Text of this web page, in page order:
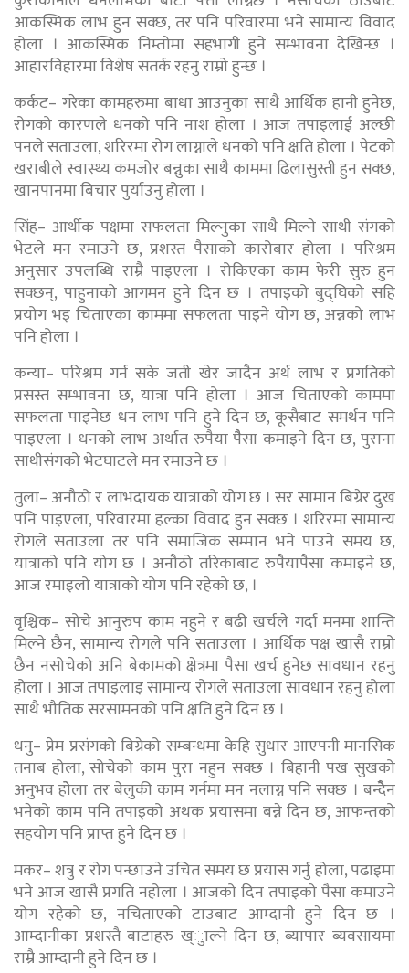
आकस्मिक लाभ हुन सक्छ, तर पनि परिवारमा भने सामान्य विवाद
होला । आकस्मिक निम्तोमा सहभागी हुने सम्भावना देखिन्छ ।
आहारविहारमा विशेष सतर्क रहनु राम्रो हुन्छ ।
कर्कट– गरेका कामहरुमा बाधा आउनुका साथै आर्थिक हानी हुनेछ,
रोगको कारणले धनको पनि नाश होला । आज तपाइलाई अल्छी
पनले सताउला, शरिरमा रोग लाग्नाले धनको पनि क्षति होला । पेटको
खराबीले स्वास्थ्य कमजोर बन्नुका साथै काममा ढिलासुस्ती हुन सक्छ,
खानपानमा बिचार पुर्याउनु होला ।
सिंह– आर्थीक पक्षमा सफलता मिल्नुका साथै मिल्ने साथी संगको
भेटले मन रमाउने छ, प्रशस्त पैसाको कारोबार होला । परिश्रम
अनुसार उपलब्धि राम्रै पाइएला । रोकिएका काम फेरी सुरु हुन
सक्छन्, पाहुनाको आगमन हुने दिन छ । तपाइको बुद्घिको सहि
प्रयोग भइ चिताएका काममा सफलता पाइने योग छ, अन्नको लाभ
पनि होला ।
कन्या– परिश्रम गर्न सके जती खेर जादैन अर्थ लाभ र प्रगतिको
प्रसस्त सम्भावना छ, यात्रा पनि होला । आज चिताएको काममा
सफलता पाइनेछ धन लाभ पनि हुने दिन छ, कूसैबाट समर्थन पनि
पाइएला । धनको लाभ अर्थात रुपैया पैैसा कमाइने दिन छ, पुराना
साथीसंगको भेटघाटले मन रमाउने छ ।
तुला– अनौठो र लाभदायक यात्राको योग छ । सर सामान बिग्रेर दुख
पनि पाइएला, परिवारमा हल्का विवाद हुन सक्छ । शरिरमा सामान्य
रोगले सताउला तर पनि समाजिक सम्मान भने पाउने समय छ,
यात्राको पनि योग छ । अनौठो तरिकाबाट रुपैयापैसा कमाइने छ,
आज रमाइलो यात्राको योग पनि रहेको छ, ।
वृश्चिक– सोचे आनुरुप काम नहुने र बढी खर्चले गर्दा मनमा शान्ति
मिल्ने छैन, सामान्य रोगले पनि सताउला । आर्थिक पक्ष खासै राम्रो
छैन नसोचेको अनि बेकामको क्षेत्रमा पैसा खर्च हुनेछ सावधान रहनु
होला । आज तपाइलाइ सामान्य रोगले सताउला सावधान रहनु होला
साथै भौतिक सरसामनको पनि क्षति हुने दिन छ ।
धनु– प्रेम प्रसंगको बिग्रेको सम्बन्धमा केहि सुधार आएपनी मानसिक
तनाब होला, सोचेको काम पुरा नहुन सक्छ । बिहानी पख सुखको
अनुभव होेला तर बेलुकी काम गर्नमा मन नलाग्न पनि सक्छ । बन्देैन
भनेको काम पनि तपाइको अथक प्रयासमा बन्ने दिन छ, आफन्तको
सहयोग पनि प्राप्त हुने दिन छ ।
मकर– शत्रु र रोग पन्छाउने उचित समय छ प्रयास गर्नु होला, पढाइमा
भने आज खासै प्रगति नहोला । आजको दिन तपाइको पैसा कमाउने
योग रहेको छ, नचिताएको टाउबाट आम्दानी हुने दिन छ ।
आम्दानीका प्रशस्तै बाटाहरु ख्ुाल्ने दिन छ, ब्यापार ब्यवसायमा
राम्रै आम्दानी हुने दिन छ ।